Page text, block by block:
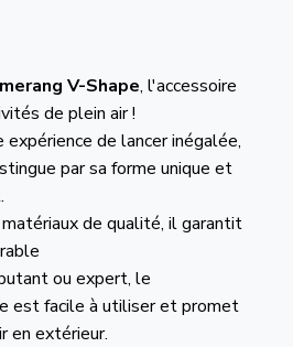
V-Shape, l'accessoire
de plein air !
expérience de lancer inégalée,
par sa forme unique et
de qualité, il garantit
ou expert, le
est facile à utiliser et promet
en extérieur.